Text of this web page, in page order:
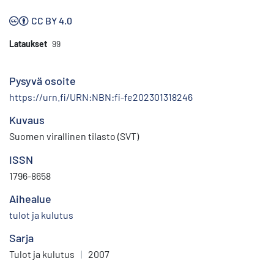
CC BY 4.0
Lataukset 99
Pysyvä osoite
https://urn.fi/URN:NBN:fi-fe202301318246
Kuvaus
Suomen virallinen tilasto (SVT)
ISSN
1796-8658
Aihealue
tulot ja kulutus
Sarja
Tulot ja kulutus | 2007